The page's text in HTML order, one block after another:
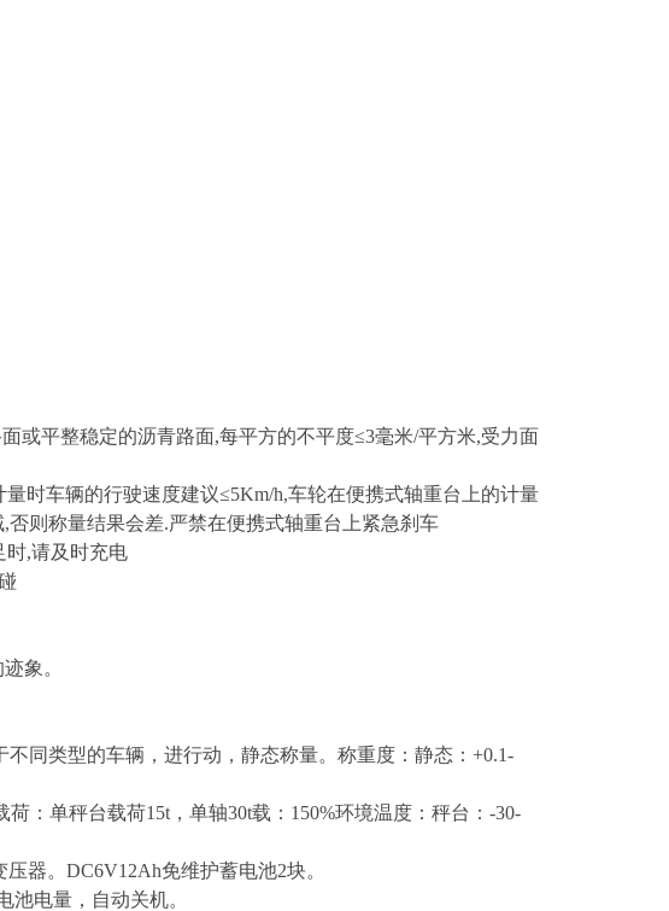
或平整稳定的沥青路面,每平方的不平度≤3毫米/平方米,受力面
时车辆的行驶速度建议≤5Km/h,车轮在便携式轴重台上的计量
否则称量结果会差.严禁在便携式轴重台上紧急刹车
时,请及时充电
象。
同类型的车辆，进行动，静态称量。称重度：静态：+0.1-
：单秤台载荷15t，单轴30t载：150%环境温度：秤台：-30-
器。DC6V12Ah免维护蓄电池2块。
池电量，自动关机。